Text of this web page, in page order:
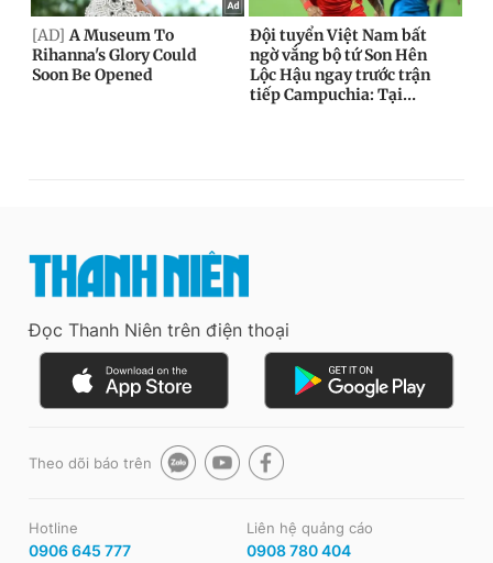
Đọc Thanh Niên trên điện thoại
Theo dõi báo trên
Hotline
0906 645 777
Liên hệ quảng cáo
0908 780 404